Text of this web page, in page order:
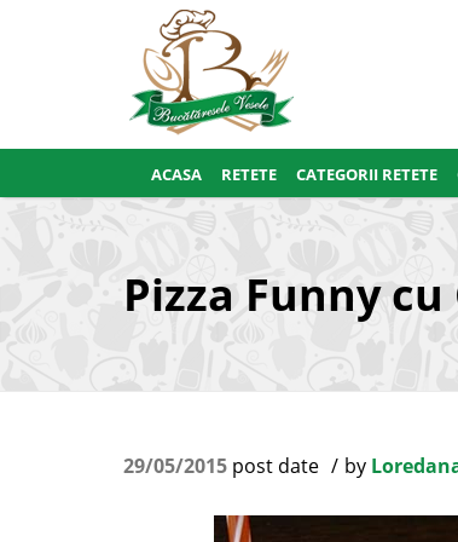
ACASA RETETE CATEGORII RETETE
Pizza Funny
29/05/2015 post date by